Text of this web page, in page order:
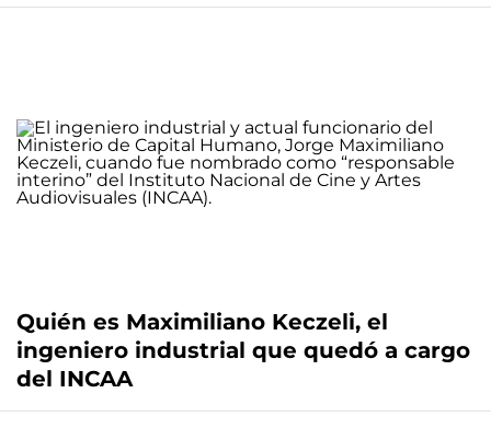
Quién es Maximiliano Keczeli, el
ingeniero industrial que quedó a cargo
del INCAA